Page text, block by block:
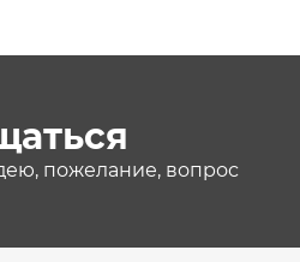
пожелание, вопрос